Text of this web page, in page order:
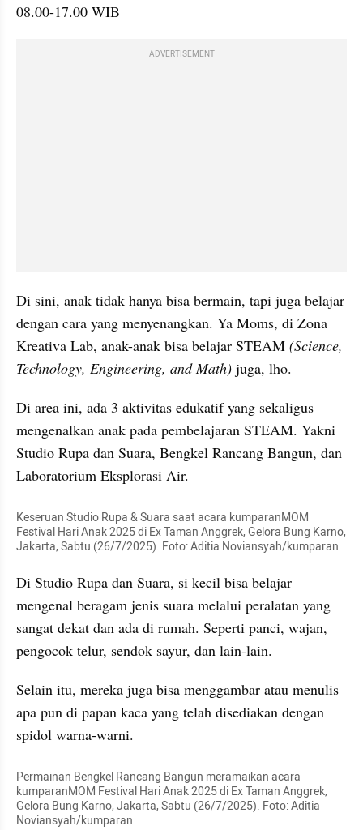
08.00-17.00 WIB
ADVERTISEMENT
Di sini, anak tidak hanya bisa bermain, tapi juga belajar
dengan cara yang menyenangkan. Ya Moms, di Zona
Kreativa Lab, anak-anak bisa belajar STEAM (Science,
Technology, Engineering, and Math) juga, lho.
Di area ini, ada 3 aktivitas edukatif yang sekaligus
mengenalkan anak pada pembelajaran STEAM. Yakni
Studio Rupa dan Suara, Bengkel Rancang Bangun, dan
Laboratorium Eksplorasi Air.
Keseruan Studio Rupa & Suara saat acara kumparanMOM
Festival Hari Anak 2025 di Ex Taman Anggrek, Gelora Bung Karno,
Jakarta, Sabtu (26/7/2025). Foto: Aditia Noviansyah/kumparan
Di Studio Rupa dan Suara, si kecil bisa belajar
mengenal beragam jenis suara melalui peralatan yang
sangat dekat dan ada di rumah. Seperti panci, wajan,
pengocok telur, sendok sayur, dan lain-lain.
Selain itu, mereka juga bisa menggambar atau menulis
apa pun di papan kaca yang telah disediakan dengan
spidol warna-warni.
Permainan Bengkel Rancang Bangun meramaikan acara
kumparanMOM Festival Hari Anak 2025 di Ex Taman Anggrek,
Gelora Bung Karno, Jakarta, Sabtu (26/7/2025). Foto: Aditia
Noviansyah/kumparan